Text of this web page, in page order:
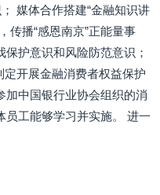
媒体合作搭建“金融知识讲
传播“感恩南京”正能量事
护意识和风险防范意识；
定开展金融消费者权益保护
加中国银行业协会组织的消
员工能够学习并实施。 进一